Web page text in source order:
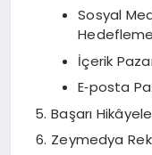
Sosyal
Hedefleme
İçerik
E‑posta
Başarı
Zeymedya